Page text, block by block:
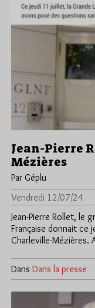
Jean-Pierre
Mézières
Par Géplu
Vendredi 12/07/24
Jean-Pierre Rollet, le
Française donnait ce
Charleville-Mézières.
Dans Dans la presse